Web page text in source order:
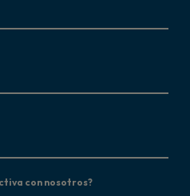
con nosotros?